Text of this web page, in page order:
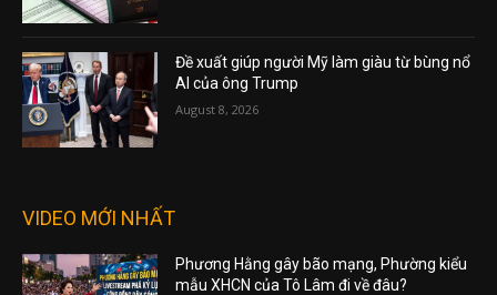
Đề xuất giúp người Mỹ làm giàu từ bùng nổ
AI của ông Trump
August 8, 2026
VIDEO MỚI NHẤT
Phương Hằng gây bão mạng, Phường kiểu
mẫu XHCN của Tô Lâm đi về đâu?